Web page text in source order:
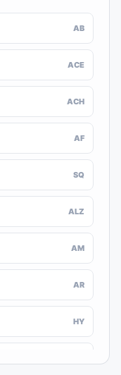
AB
ACE
ACH
AF
SQ
ALZ
AM
AR
HY